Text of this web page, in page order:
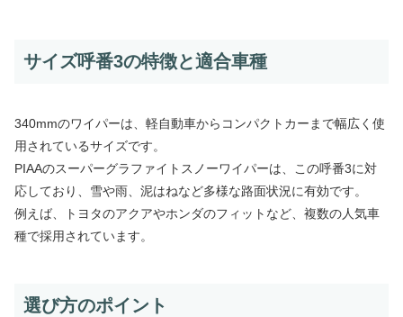
サイズ呼番3の特徴と適合車種
340mmのワイパーは、軽自動車からコンパクトカーまで幅広く使
用されているサイズです。
PIAAのスーパーグラファイトスノーワイパーは、この呼番3に対
応しており、雪や雨、泥はねなど多様な路面状況に有効です。
例えば、トヨタのアクアやホンダのフィットなど、複数の人気車
種で採用されています。
選び方のポイント